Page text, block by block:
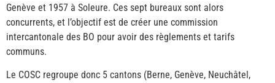
Genève et 1957 à Soleure. Ces sept bureaux sont alors
concurrents, et l’objectif est de créer une commission
intercantonale des BO pour avoir des règlements et tarifs
communs.
Le COSC regroupe donc 5 cantons (Berne, Genève, Neuchâtel,